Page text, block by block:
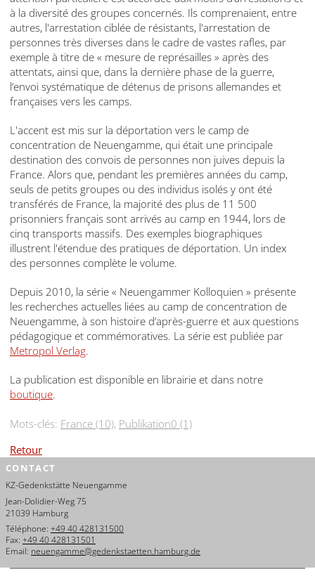
à la diversité des groupes concernés. Ils comprenaient, entre
autres, l'arrestation ciblée de résistants, l'arrestation de
personnes très diverses dans le cadre de vastes rafles, par
exemple à titre de « mesure de représailles » après des
attentats, ainsi que, dans la dernière phase de la guerre,
l’envoi systématique de détenus de prisons allemandes et
françaises vers les camps.
L'accent est mis sur la déportation vers le camp de
concentration de Neuengamme, qui était une principale
destination des convois de personnes non juives depuis la
France. Alors que, pendant les premières années du camp,
seuls de petits groupes ou des individus isolés y ont été
transférés de France, la majorité des plus de 11 500
prisonniers français sont arrivés au camp en 1944, lors de
cinq transports massifs. Des exemples biographiques
illustrent l'étendue des pratiques de déportation. Un index
des personnes complète le volume.
Depuis 2010, la série « Neuengammer Kolloquien » présente
les recherches actuelles liées au camp de concentration de
Neuengamme, à son histoire d’après-guerre et aux questions
pédagogique et commémoratives. La série est publiée par
Metropol Verlag.
La publication est disponible en librairie et dans notre
boutique.
Mots-clés: France (10), Publikation0 (1)
Retour
CONTACT
KZ-Gedenkstätte Neuengamme
Jean-Dolidier-Weg 75
21039 Hamburg
Téléphone: +49 40 428131500
Fax: +49 40 428131501
Email: neuengamme@gedenkstaetten.hamburg.de